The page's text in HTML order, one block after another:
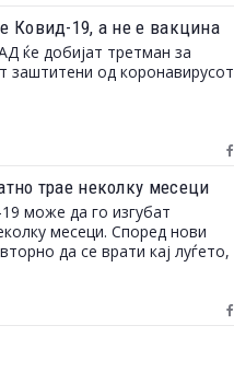
Ковид-19, а не е вакцина
ќе добијат третман за
заштитени од коронавирусот
трае неколку месеци
може да го изгубат
месеци. Според нови
да се врати кај луѓето,